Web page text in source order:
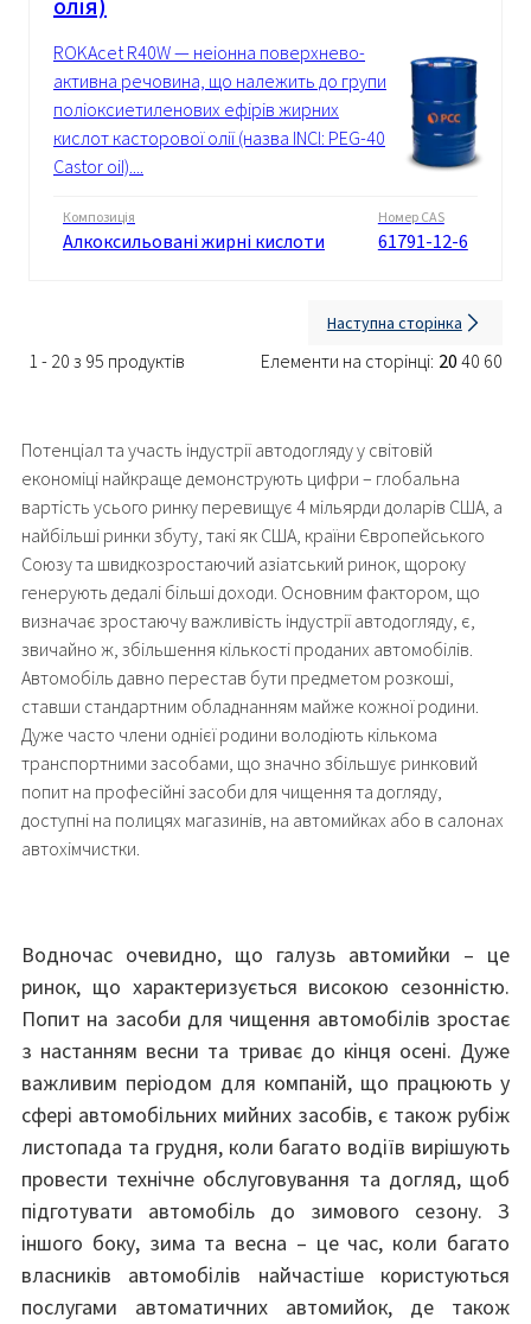
олія)
ROKAcet R40W — неіонна поверхнево-
активна речовина, що належить до групи
поліоксиетиленових ефірів жирних
кислот касторової олії (назва INCI: PEG-40
Castor oil)....
Композиція
Алкоксильовані жирні кислоти
Номер CAS
61791-12-6
1 - 20 з 95 продуктів Елементи на сторінці: 2040 60
Наступна сторінка
Потенціал та участь індустрії автодогляду у світовій
економіці найкраще демонструють цифри – глобальна
вартість усього ринку перевищує 4 мільярди доларів США, а
найбільші ринки збуту, такі як США, країни Європейського
Союзу та швидкозростаючий азіатський ринок, щороку
генерують дедалі більші доходи. Основним фактором, що
визначає зростаючу важливість індустрії автодогляду, є,
звичайно ж, збільшення кількості проданих автомобілів.
Автомобіль давно перестав бути предметом розкоші,
ставши стандартним обладнанням майже кожної родини.
Дуже часто члени однієї родини володіють кількома
транспортними засобами, що значно збільшує ринковий
попит на професійні засоби для чищення та догляду,
доступні на полицях магазинів, на автомийках або в салонах
автохімчистки.
Водночас очевидно, що галузь автомийки – це
ринок, що характеризується високою сезонністю.
Попит на засоби для чищення автомобілів зростає
з настанням весни та триває до кінця осені. Дуже
важливим періодом для компаній, що працюють у
сфері автомобільних мийних засобів, є також рубіж
листопада та грудня, коли багато водіїв вирішують
провести технічне обслуговування та догляд, щоб
підготувати автомобіль до зимового сезону. З
іншого боку, зима та весна – це час, коли багато
власників автомобілів найчастіше користуються
послугами автоматичних автомийок, де також